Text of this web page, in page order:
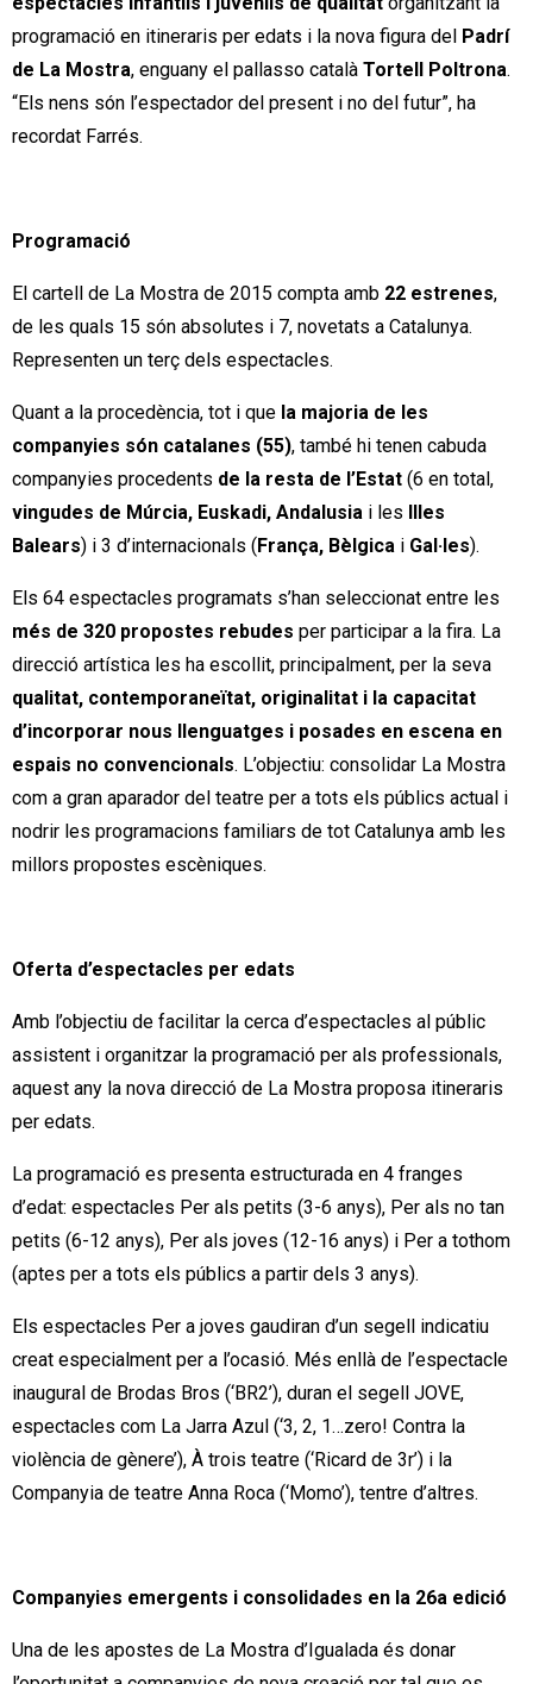
programació en itineraris per edats i la nova figura del Padrí
de La Mostra, enguany el pallasso català Tortell Poltrona.
“Els nens són l’espectador del present i no del futur”, ha
recordat Farrés.
Programació
El cartell de La Mostra de 2015 compta amb 22 estrenes,
de les quals 15 són absolutes i 7, novetats a Catalunya.
Representen un terç dels espectacles.
Quant a la procedència, tot i que la majoria de les
companyies són catalanes (55), també hi tenen cabuda
companyies procedents de la resta de l’Estat (6 en total,
vingudes de Múrcia, Euskadi, Andalusia i les Illes
Balears) i 3 d’internacionals ( França, Bèlgica i Gal·les).
Els 64 espectacles programats s’han seleccionat entre les
més de 320 propostes rebudes per participar a la fira. La
direcció artística les ha escollit, principalment, per la seva
qualitat, contemporaneïtat, originalitat i la capacitat
d’incorporar nous llenguatges i posades en escena en
espais no convencionals. L’objectiu: consolidar La Mostra
com a gran aparador del teatre per a tots els públics actual i
nodrir les programacions familiars de tot Catalunya amb les
millors propostes escèniques.
Oferta d’espectacles per edats
Amb l’objectiu de facilitar la cerca d’espectacles al públic
assistent i organitzar la programació per als professionals,
aquest any la nova direcció de La Mostra proposa itineraris
per edats.
La programació es presenta estructurada en 4 franges
d’edat: espectacles Per als petits (3-6 anys), Per als no tan
petits (6-12 anys), Per als joves (12-16 anys) i Per a tothom
(aptes per a tots els públics a partir dels 3 anys).
Els espectacles Per a joves gaudiran d’un segell indicatiu
creat especialment per a l’ocasió. Més enllà de l’espectacle
inaugural de Brodas Bros (‘BR2’), duran el segell JOVE,
espectacles com La Jarra Azul (‘3, 2, 1…zero! Contra la
violència de gènere’), À trois teatre (‘Ricard de 3r’) i la
Companyia de teatre Anna Roca (‘Momo’), tentre d’altres.
Companyies emergents i consolidades en la 26a edició
Una de les apostes de La Mostra d’Igualada és donar